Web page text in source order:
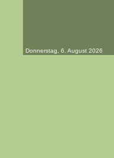
Donnerstag, 6. August 2026